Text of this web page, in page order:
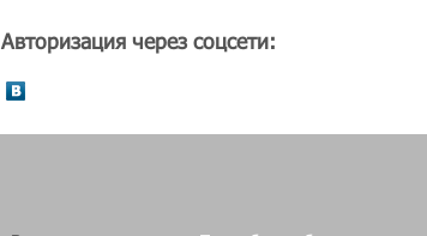
Авторизация через соцсети: